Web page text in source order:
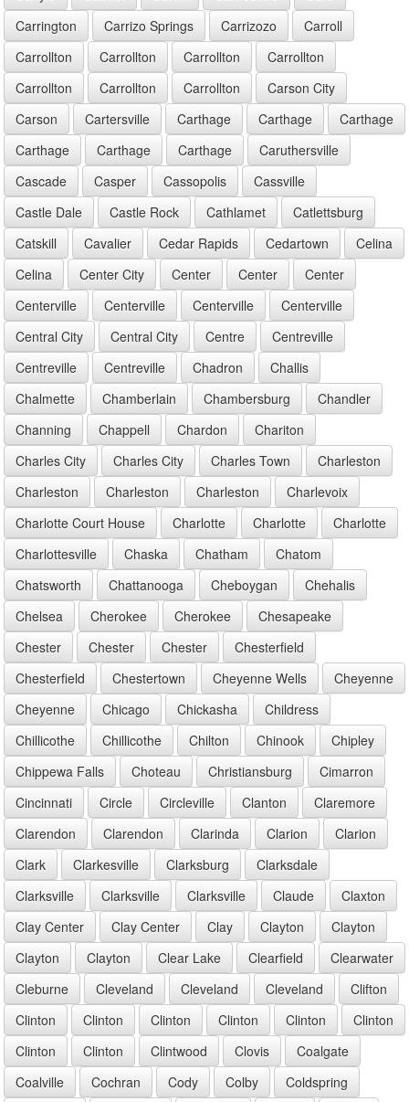
Carrington
Carrizo Springs Carrizozo
Carroll
Carrollton
Carrollton Carrollton
Carrollton
Carrollton
Carrollton Carrollton
Carson City
Carson
Cartersville Carthage Carthage
Carthage
Carthage
Carthage Carthage
Caruthersville
Cascade
Casper Cassopolis
Cassville
Castle Dale
Castle Rock Cathlamet
Catlettsburg
Catskill
Cavalier Cedar Rapids Cedartown
Celina
Celina
Center City Center Center
Center
Centerville
Centerville Centerville
Centerville
Central City
Central City Centre
Centreville
Centreville
Centreville Chadron
Challis
Chalmette
Chamberlain Chambersburg
Chandler
Channing
Chappell Chardon
Chariton
Charles City
Charles City Charles Town
Charleston
Charleston
Charleston Charleston
Charlevoix
Charlotte Court House
Charlotte Charlotte
Charlotte
Charlottesville
Chaska Chatham
Chatom
Chatsworth
Chattanooga Cheboygan
Chehalis
Chelsea
Cherokee Cherokee
Chesapeake
Chester
Chester Chester
Chesterfield
Chesterfield
Chestertown Cheyenne Wells
Cheyenne
Cheyenne
Chicago Chickasha
Childress
Chillicothe
Chillicothe Chilton Chinook
Chipley
Chippewa Falls
Choteau Christiansburg
Cimarron
Cincinnati
Circle Circleville Clanton
Claremore
Clarendon
Clarendon Clarinda Clarion
Clarion
Clark
Clarkesville Clarksburg
Clarksdale
Clarksville
Clarksville Clarksville Claude
Claxton
Clay Center
Clay Center Clay Clayton
Clayton
Clayton
Clayton Clear Lake Clearfield
Clearwater
Cleburne
Cleveland Cleveland Cleveland
Clifton
Clinton
Clinton Clinton Clinton Clinton
Clinton
Clinton
Clinton Clintwood Clovis
Coalgate
Coalville
Cochran Cody Colby
Coldspring